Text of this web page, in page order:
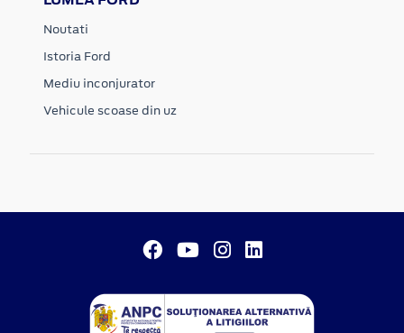
Noutati
Istoria Ford
Mediu inconjurator
Vehicule scoase din uz